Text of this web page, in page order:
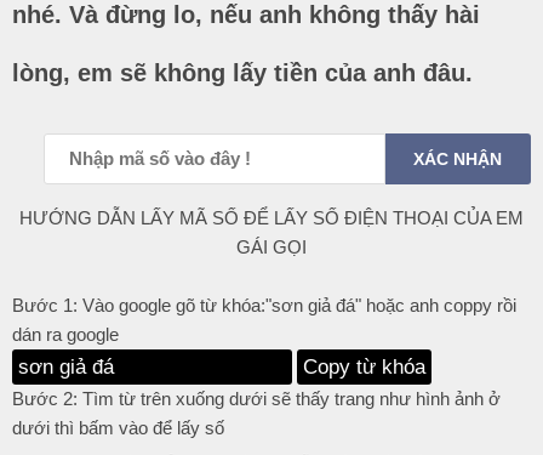
nhé. Và đừng lo, nếu anh không thấy hài
lòng, em sẽ không lấy tiền của anh đâu.
HƯỚNG DẪN LẤY MÃ SỐ ĐỂ LẤY SỐ ĐIỆN THOẠI CỦA EM
GÁI GỌI
Bước 1: Vào google gõ từ khóa:"sơn giả đá" hoặc anh coppy rồi
dán ra google
Copy từ khóa
Bước 2: Tìm từ trên xuống dưới sẽ thấy trang như hình ảnh ở
dưới thì bấm vào để lấy số